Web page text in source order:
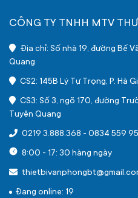
CÔNG TY TNHH MTV
Địa chỉ: Số nhà 19, đường Bế
Quang
CS2: 145B Lý Tự Trọng, P. Hà
CS3: Số 3, ngõ 170, đường
Tuyên Quang
0219 3.888.368 - 0834 559
8:00 - 17: 30 hàng ngày
Đang online: 19